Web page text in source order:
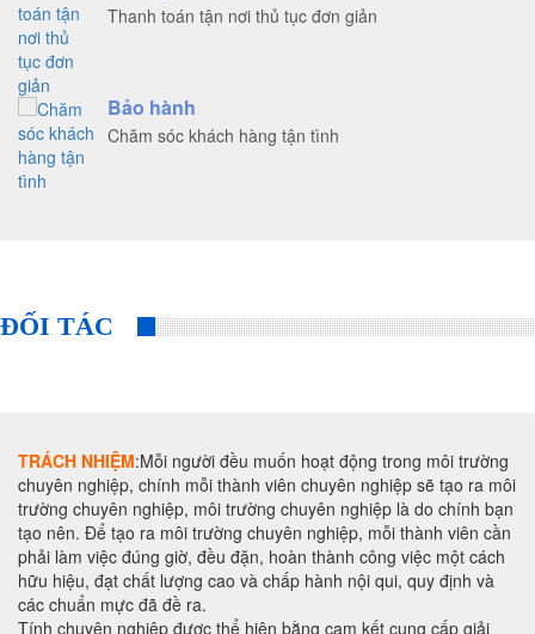
Thanh toán tận nơi thủ tục đơn giản
Bảo hành
Chăm sóc khách hàng tận tình
ĐỐI TÁC
TRÁCH NHIỆM:Mỗi người đều muốn hoạt động trong môi trường
chuyên nghiệp, chính mỗi thành viên chuyên nghiệp sẽ tạo ra môi
trường chuyên nghiệp, môi trường chuyên nghiệp là do chính bạn
tạo nên. Để tạo ra môi trường chuyên nghiệp, mỗi thành viên cần
phải làm việc đúng giờ, đều đặn, hoàn thành công việc một cách
hữu hiệu, đạt chất lượng cao và chấp hành nội qui, quy định và
các chuẩn mực đã đề ra.
Tính chuyên nghiệp được thể hiện bằng cam kết cung cấp giải